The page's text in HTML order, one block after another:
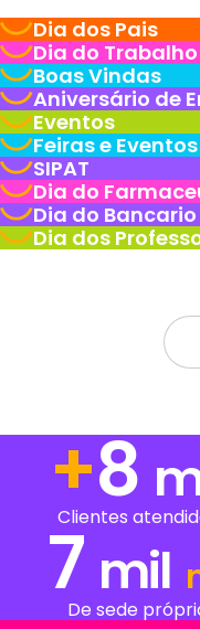
Dia dos Pais
Dia do Trabalho
Boas Vindas
Aniversário de
Eventos
Feiras e Eventos
SIPAT
Dia do
Dia do Bancario
Dia dos
+13
Clientes
7 mil
De sede